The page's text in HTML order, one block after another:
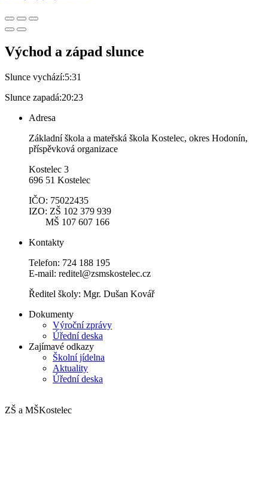
Východ a západ slunce
Slunce vychází:5:31
Slunce zapadá:20:23
Adresa
Základní škola a mateřská škola Kostelec, okres Hodonín,
příspěvková organizace
Kostelec 3
696 51 Kostelec
IČO: 75022435
IZO: ZŠ 102 379 939
MŠ 107 607 166
Kontakty
Telefon: 724 188 195
E-mail: reditel@zsmskostelec.cz
Ředitel školy: Mgr. Dušan Kovář
Dokumenty
Výroční zprávy
Úřední deska
Zajímavé odkazy
Školní jídelna
Aktuality
Úřední deska
ZŠ a MŠKostelec